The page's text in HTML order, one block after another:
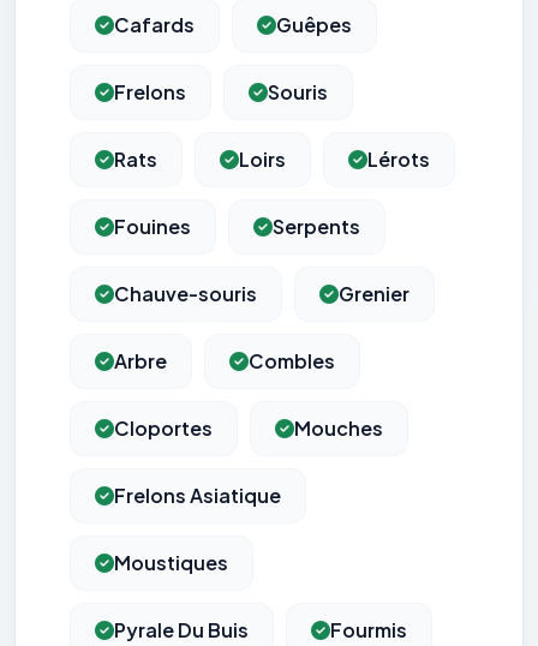
Cafards Guêpes
Frelons Souris
Rats Loirs Lérots
Fouines Serpents
Chauve-souris Grenier
Arbre Combles
Cloportes Mouches
Frelons Asiatique
Moustiques
Pyrale Du Buis Fourmis